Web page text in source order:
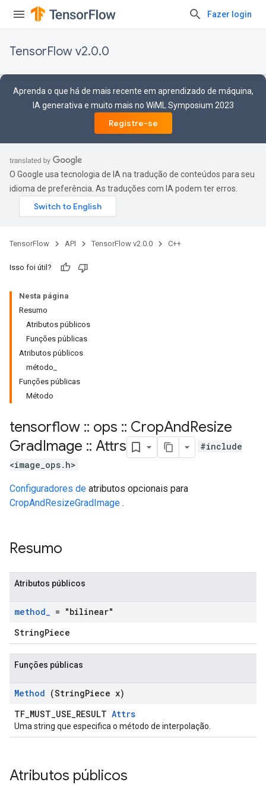
Fazer login
TensorFlow v2.0.0
Aprenda o que há de mais recente em aprendizado de máquina,
IA generativa e muito mais no WiML Symposium 2023
Registre-se
O Google usa tecnologia de IA na tradução de conteúdos para seu
idioma de preferência. As traduções com IA podem ter erros.
TensorFlow API TensorFlow v2.0.0 C++
Isso foi útil?
Nesta página
Resumo
Atributos públicos
Funções públicas
Atributos públicos
método_
Funções públicas
Método
tensorflow :: ops :: CropAndResize
GradImage :: Attrs
#include
<image_ops.h>
Configuradores de atributos opcionais para
CropAndResizeGradImage .
Resumo
Atributos públicos
method_ = "bilinear"
StringPiece
Funções públicas
Method (StringPiece x)
TF_MUST_USE_RESULT Attrs
Uma string que especifica o método de interpolação.
Atributos públicos